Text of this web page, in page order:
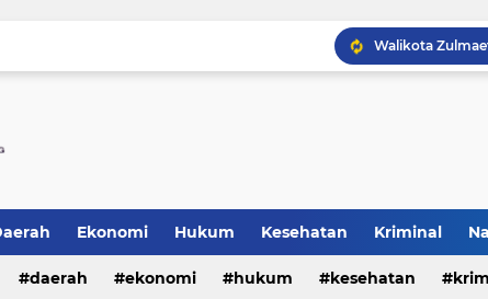
Ekonomi Hukum Kesehatan Kriminal
sosial
daerah ekonomi hukum kesehatan